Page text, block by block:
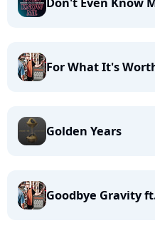
For What It's
Golden Years
Goodbye Gravity